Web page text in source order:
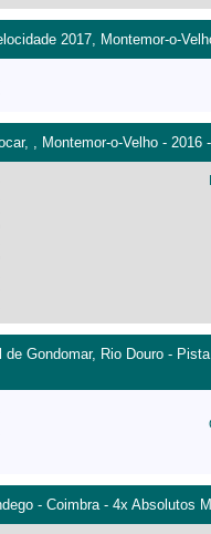
2017, Montemor-o-
, Montemor-o-Velho -
Gondomar, Rio Douro -
- Coimbra - 4x Absolutos